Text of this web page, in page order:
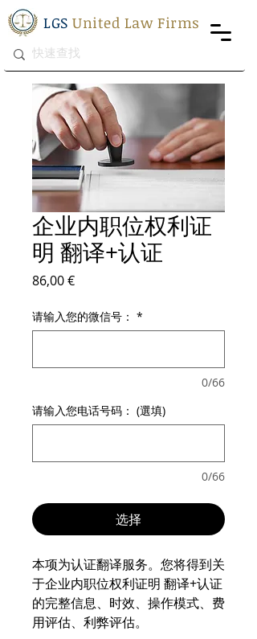
LGSUnited Law Firms
企业内职位权利证
明 翻译+认证
86,00 €價格
请输入您的微信号： *
0/66
请输入您电话号码： (選填)
0/66
选择
本项为认证翻译服务。您将得到关
于企业内职位权利证明 翻译+认证
的完整信息、时效、操作模式、费
用评估、利弊评估。